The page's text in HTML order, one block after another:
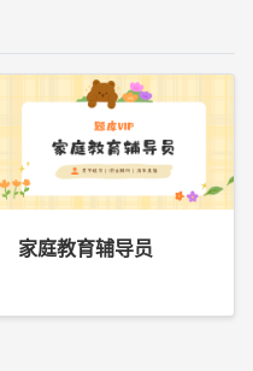
家庭教育辅导员